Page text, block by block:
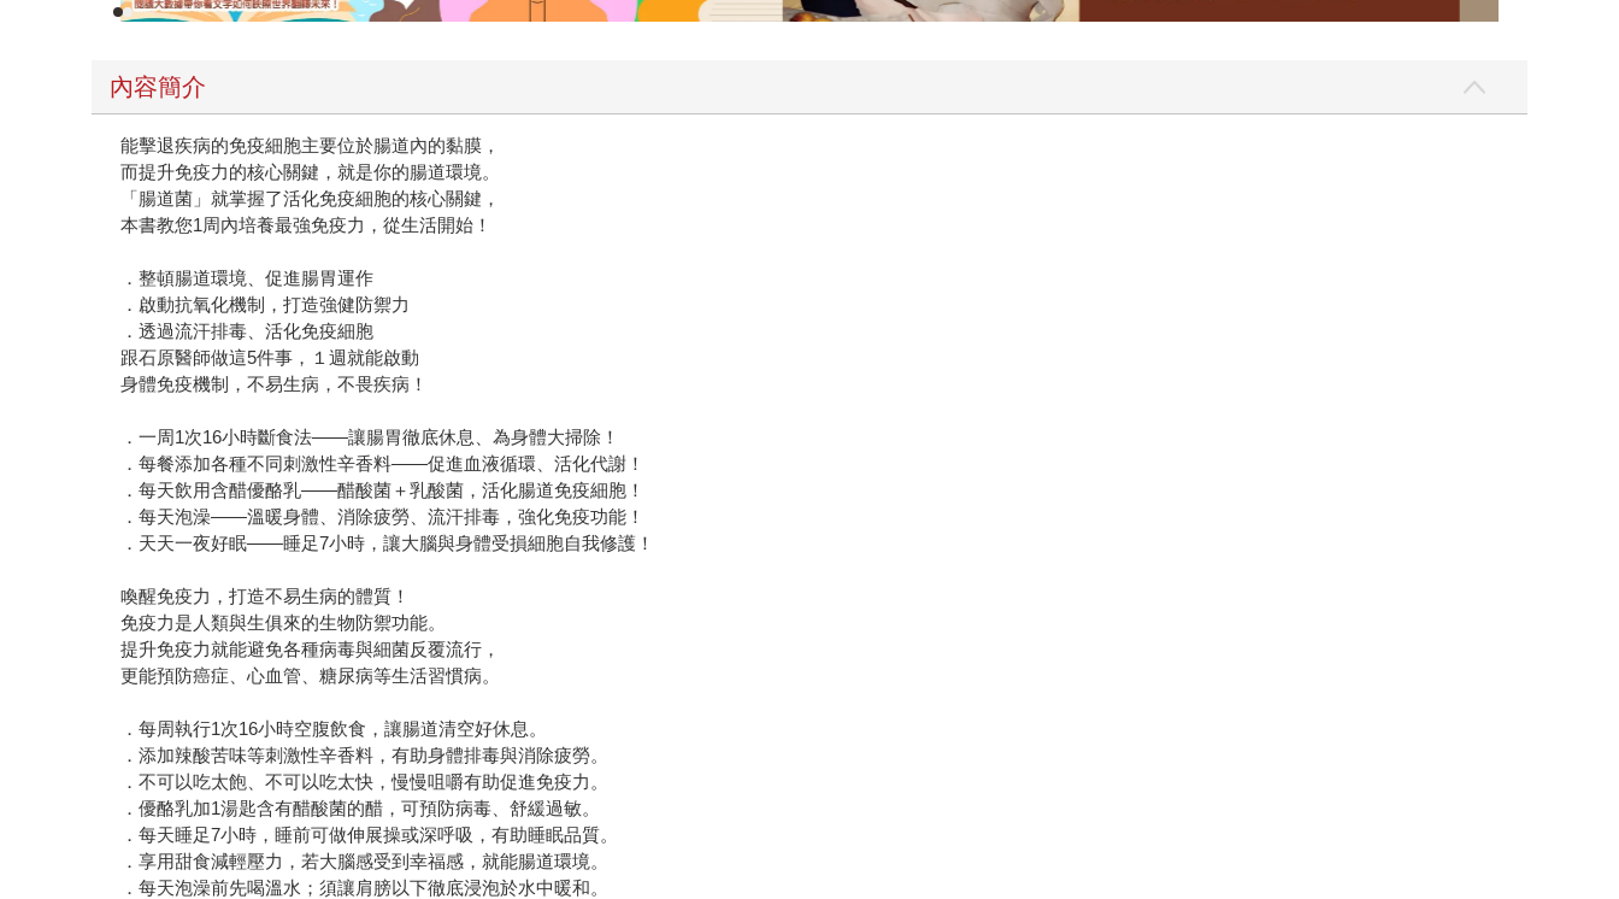
內容簡介
能擊退疾病的免疫細胞主要位於腸道內的黏膜，
而提升免疫力的核心關鍵，就是你的腸道環境。
「腸道菌」就掌握了活化免疫細胞的核心關鍵，
本書教您1周內培養最強免疫力，從生活開始！
．整頓腸道環境、促進腸胃運作
．啟動抗氧化機制，打造強健防禦力
．透過流汗排毒、活化免疫細胞
跟石原醫師做這5件事，１週就能啟動
身體免疫機制，不易生病，不畏疾病！
．一周1次16小時斷食法——讓腸胃徹底休息、為身體大掃除！
．每餐添加各種不同刺激性辛香料——促進血液循環、活化代謝！
．每天飲用含醋優酪乳——醋酸菌＋乳酸菌，活化腸道免疫細胞！
．每天泡澡——溫暖身體、消除疲勞、流汗排毒，強化免疫功能！
．天天一夜好眠——睡足7小時，讓大腦與身體受損細胞自我修護！
喚醒免疫力，打造不易生病的體質！
免疫力是人類與生俱來的生物防禦功能。
提升免疫力就能避免各種病毒與細菌反覆流行，
更能預防癌症、心血管、糖尿病等生活習慣病。
．每周執行1次16小時空腹飲食，讓腸道清空好休息。
．添加辣酸苦味等刺激性辛香料，有助身體排毒與消除疲勞。
．不可以吃太飽、不可以吃太快，慢慢咀嚼有助促進免疫力。
．優酪乳加1湯匙含有醋酸菌的醋，可預防病毒、舒緩過敏。
．每天睡足7小時，睡前可做伸展操或深呼吸，有助睡眠品質。
．享用甜食減輕壓力，若大腦感受到幸福感，就能腸道環境。
．每天泡澡前先喝溫水；須讓肩膀以下徹底浸泡於水中暖和。